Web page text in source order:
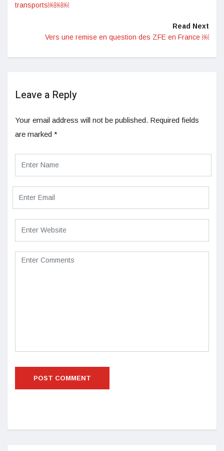
transports￼￼￼
Read Next
Vers une remise en question des ZFE en France ￼
Leave a Reply
Your email address will not be published. Required fields
are marked *